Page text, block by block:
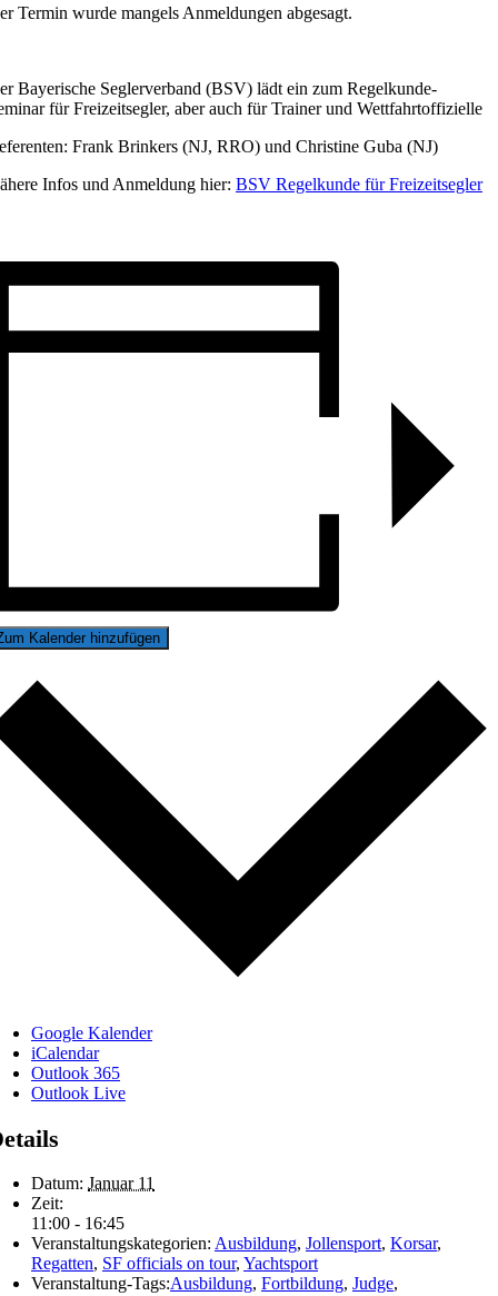
Termin wurde mangels Anmeldungen abgesagt.
Bayerische Seglerverband (BSV) lädt ein zum Regelkunde-
für Freizeitsegler, aber auch für Trainer und Wettfahrtoffizielle
Frank Brinkers (NJ, RRO) und Christine Guba (NJ)
Infos und Anmeldung hier: BSV Regelkunde für Freizeitsegler
Kalender hinzufügen
Google Kalender
iCalendar
Outlook 365
Outlook Live
Datum: Januar 11
Zeit:
11:00 - 16:45
Veranstaltungskategorien: Ausbildung, Jollensport, Korsar,
Regatten, SF officials on tour, Yachtsport
Veranstaltung-Tags:Ausbildung, Fortbildung, Judge,